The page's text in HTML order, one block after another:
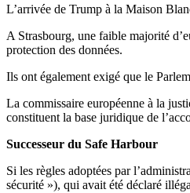
L’arrivée de Trump à la Maison
A Strasbourg, une faible majorité
protection des données.
Ils ont également exigé que le
La commissaire européenne à la
constituent la base juridique de
Successeur du Safe Harbour
Si les règles adoptées par
sécurité »), qui avait été déclaré